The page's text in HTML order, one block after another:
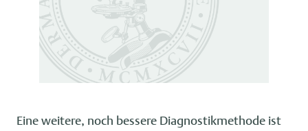
Eine weitere, noch bessere Diagnostikmethode ist